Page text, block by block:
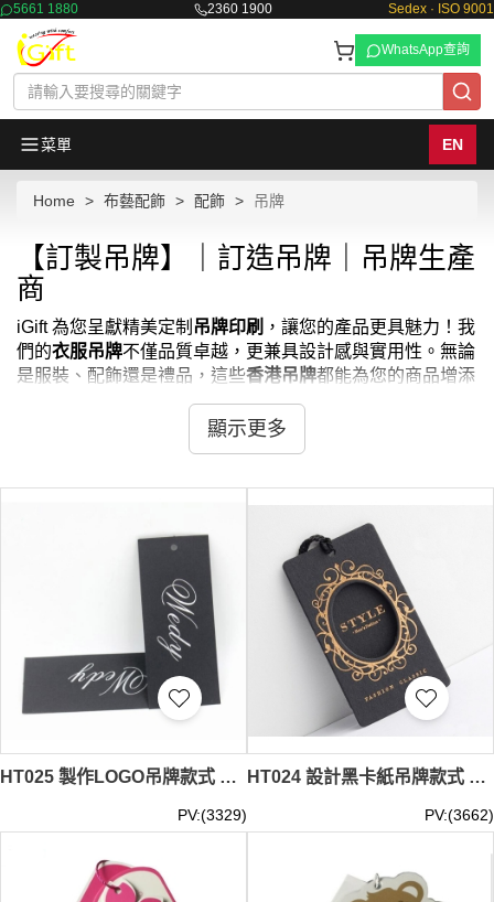
5661 1880 2360 1900 Sedex · ISO 9001
WhatsApp查詢
菜單 EN
Home 布藝配飾 配飾 吊牌
【訂製吊牌】｜訂造吊牌｜吊牌生產
商
iGift 為您呈獻精美定制 吊牌印刷 ，讓您的產品更具魅力！我
們的衣服吊牌不僅品質卓越，更兼具設計感與實用性。無論
是服裝、配飾還是禮品，這些香港吊牌都能為您的商品增添
獨特價值。我們提供多樣化的服装吊牌
料、金屬等材質，滿足不同產品的需求。每一個
由我們的設計團隊精心打造，確保能完美展現您的品牌形
選。我們的吊牌不僅能傳遞產品信息，更是您品牌形象的重
要載體。從簡約時尚到奢華精緻，iGift 的吊牌系列應有盡
衣服吊牌製作 商品吊牌 和吊牌訂製
們注重細節，如環保材質的選用、防偽技術的應用，讓您的
吊牌既美觀又實用。我們提供
衣服吊牌設計和衣服標籤訂製
服務。雖然我們不提供零售和即時交收服務，但我們保證在
您下單後，以最快速度為您安排發貨。別再猶豫，現在就來
iGift 探索您的專屬吊牌設計吧！吊牌最少訂購量 -MOQ:
1000件起 ； 價格：HKD10 / 起, 視乎數量而定。貨期約需
15天
顯示更多
HT025 製作LOGO吊牌款式 設計黑卡紙吊牌款式 成衣吊牌 服裝吊牌 商標吊牌 訂造吊牌款式 吊牌專營
PV:(3329)
HT024 設計黑卡紙吊牌款式 製作燙金燙銀吊牌款式 燙金 燙銀 成衣吊牌 服裝吊牌 商標吊牌 訂造吊牌款式 吊牌生產商
PV:(3662)